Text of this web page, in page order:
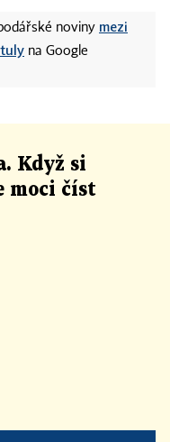
noviny mezi
na Google
Když si
moci číst